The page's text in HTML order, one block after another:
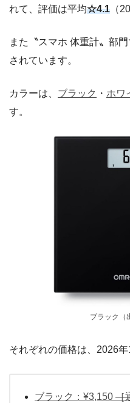
れて、評価は平均☆4.1 （
また〝スマホ 体重計〟部
されています。
カラーは、 ブラック ・ ホワ
す。
ブラック（
それぞれの価格は、2026
ブラック：¥3,150 ［